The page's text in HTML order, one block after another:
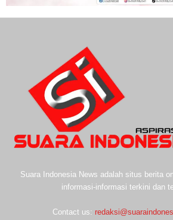
Suara Indonesia News adalah situs berita
informasi-informasi terkini dan
Contact us: